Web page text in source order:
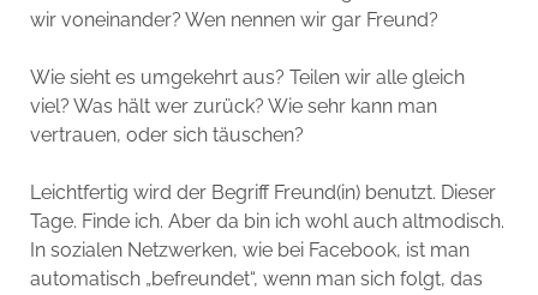
wir voneinander? Wen nennen wir gar Freund?
Wie sieht es umgekehrt aus? Teilen wir alle gleich
viel? Was hält wer zurück? Wie sehr kann man
vertrauen, oder sich täuschen?
Leichtfertig wird der Begriff Freund(in) benutzt. Dieser
Tage. Finde ich. Aber da bin ich wohl auch altmodisch.
In sozialen Netzwerken, wie bei Facebook, ist man
automatisch „befreundet“, wenn man sich folgt, das